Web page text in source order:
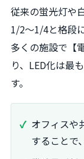
従来の蛍光灯や
1/2〜1/4と格段
多くの施設で【
り、LED化は最
す。
オフィスや
することで